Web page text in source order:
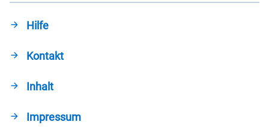
Hilfe
Kontakt
Inhalt
Impressum